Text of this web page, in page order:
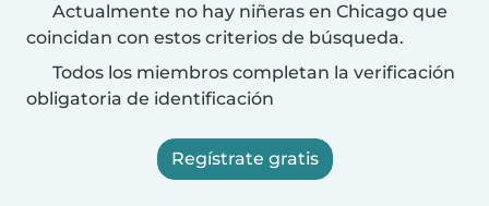
Actualmente no hay niñeras en Chicago que
coincidan con estos criterios de búsqueda.
Todos los miembros completan la verificación
obligatoria de identificación
Regístrate gratis